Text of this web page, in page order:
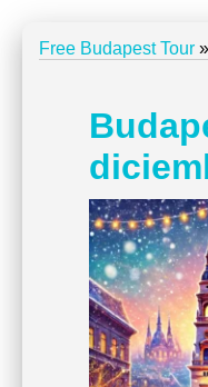
Free Budapest Tour »